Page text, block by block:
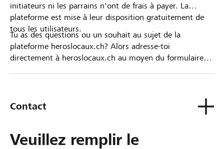
initiateurs ni les parrains n'ont de frais à payer. La
plateforme est mise à leur disposition gratuitement de
tous les utilisateurs.
Tu as des questions ou un souhait au sujet de la
plateforme heroslocaux.ch? Alors adresse-toi
directement à heroslocaux.ch au moyen du formulaire
Contact
Veuillez remplir le